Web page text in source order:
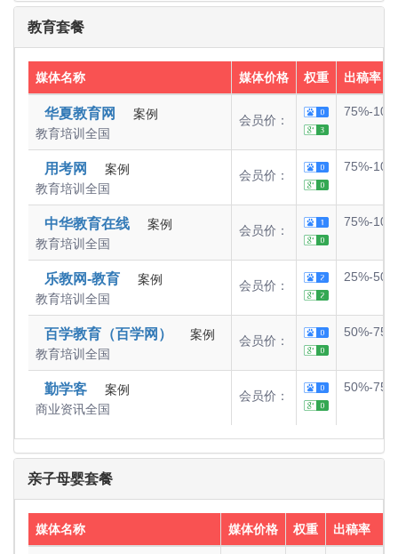
教育套餐
媒体名称 媒体价格 权重 出稿率
华夏教育网
案例
教育培训 全国
会员价：
75%-
用考网
案例
教育培训 全国
会员价：
75%-
中华教育在线
案例
教育培训 全国
会员价：
75%-
乐教网-教育
案例
教育培训 全国
会员价：
25%-50%
百学教育（百学网）
案例
教育培训 全国
会员价：
50%-75%
勤学客
案例
商业资讯全国
会员价：
50%-75%
亲子母婴套餐
媒体名称 媒体价格 权重 出稿率